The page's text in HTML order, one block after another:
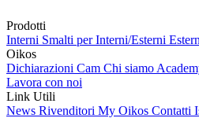
Prodotti
Interni Smalti per Interni/Esterni
Oikos
Dichiarazioni Cam Chi siamo
Lavora con noi
Link Utili
News Rivenditori My Oikos Contatti